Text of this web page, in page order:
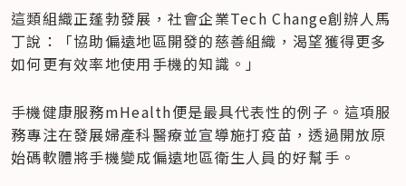
這類組織正蓬勃發展，社會企業Tech Change創辦人馬
丁說：「協助偏遠地區開發的慈善組織，渴望獲得更多
如何更有效率地使用手機的知識。」
手機健康服務mHealth便是最具代表性的例子。這項服
務專注在發展婦產科醫療並宣導施打疫苗，透過開放原
始碼軟體將手機變成偏遠地區衛生人員的好幫手。